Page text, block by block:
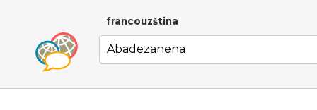
francouzština